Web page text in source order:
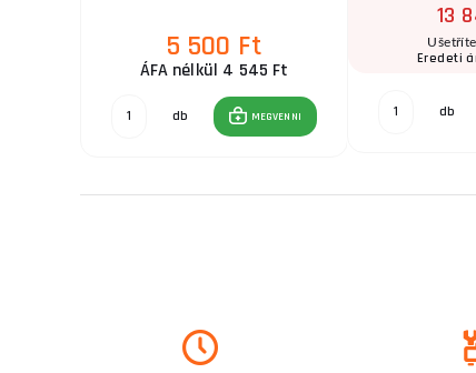
5 500 Ft
ÁFA nélkül 4 545 Ft
db MEGVENNI
13
Eredeti
db